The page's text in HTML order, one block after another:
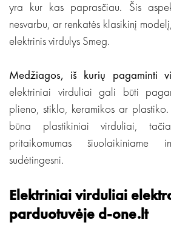
yra kur kas paprasčiau. Šis
nesvarbu, ar renkatės klasikinį
elektrinis virdulys Smeg.
Medžiagos, iš kurių pagaminti
elektriniai virduliai gali būti
plieno, stiklo, keramikos ar
būna plastikiniai virduliai,
pritaikomumas
sudėtingesni.
Elektriniai virduliai
parduotuvėje d-one.lt